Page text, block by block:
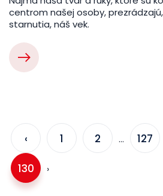
centrom našej osoby,
starnutia, náš vek.
‹ 1 2 ... 127
130 ›